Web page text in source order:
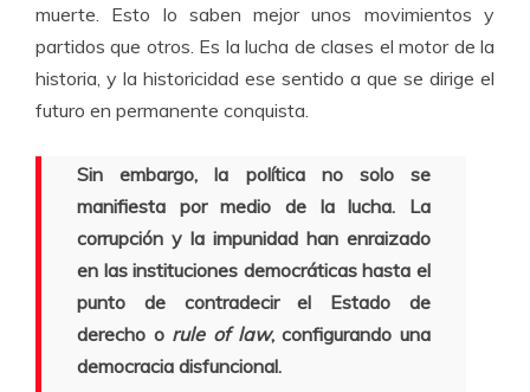
muerte. Esto lo saben mejor unos movimientos y
partidos que otros. Es la lucha de clases el motor de la
historia, y la historicidad ese sentido a que se dirige el
futuro en permanente conquista.
Sin embargo, la política no solo se
manifiesta por medio de la lucha. La
corrupción y la impunidad han enraizado
en las instituciones democráticas hasta el
punto de contradecir el Estado de
derecho o rule of law, configurando una
democracia disfuncional.